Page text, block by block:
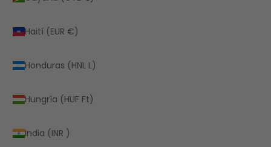
Haití (EUR €)
Honduras (HNL L)
Hungría (HUF Ft)
India (INR ₹)